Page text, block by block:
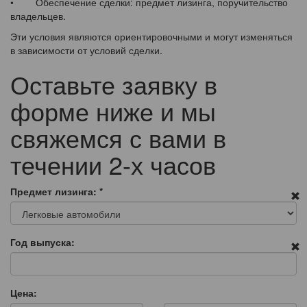
владельцев.
Эти условия являются ориентировочными и могут изменяться
в зависимости от условий сделки.
Оставьте заявку в
форме ниже и мы
свяжемся с вами в
течении 2-х часов
Предмет лизинга: *
Год выпуска:
Цена: